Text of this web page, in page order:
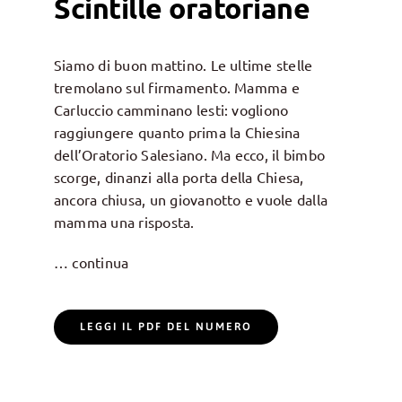
Scintille oratoriane
Siamo di buon mattino. Le ultime stelle
tremolano sul firmamento. Mamma e
Carluccio camminano lesti: vogliono
raggiungere quanto prima la Chiesina
dell’Oratorio Salesiano. Ma ecco, il bimbo
scorge, dinanzi alla porta della Chiesa,
ancora chiusa, un giovanotto e vuole dalla
mamma una risposta.
… continua
LEGGI IL PDF DEL NUMERO